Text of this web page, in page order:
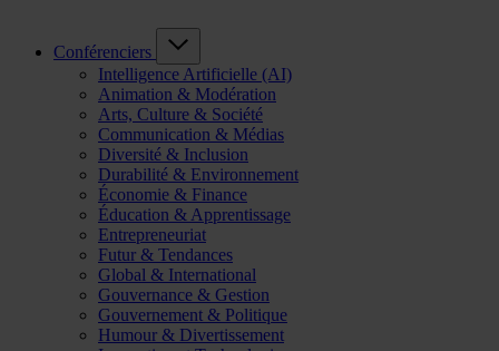
Conférenciers
Intelligence Artificielle (AI)
Animation & Modération
Arts, Culture & Société
Communication & Médias
Diversité & Inclusion
Durabilité & Environnement
Économie & Finance
Éducation & Apprentissage
Entrepreneuriat
Futur & Tendances
Global & International
Gouvernance & Gestion
Gouvernement & Politique
Humour & Divertissement